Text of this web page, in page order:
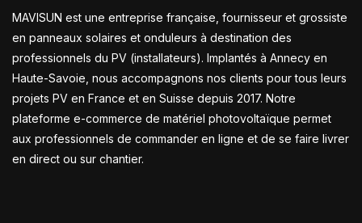
MAVISUN est une entreprise française, fournisseur et grossiste
en panneaux solaires et onduleurs à destination des
professionnels du PV (installateurs). Implantés à Annecy en
Haute-Savoie, nous accompagnons nos clients pour tous leurs
projets PV en France et en Suisse depuis 2017. Notre
plateforme e-commerce de matériel photovoltaïque permet
aux professionnels de commander en ligne et de se faire livrer
en direct ou sur chantier.